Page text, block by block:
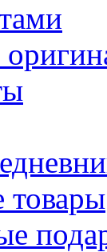
товары